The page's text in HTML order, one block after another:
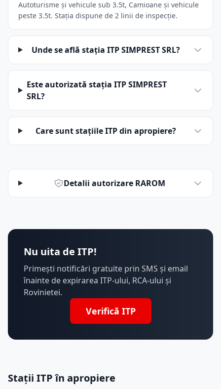
Autoturisme și vehicule sub 3.5t, Camioane și vehicule
peste 3.5t. Stația dispune de 2 linii de inspecție.
Unde se află stația ITP SIMPREST SRL?
Este autorizată stația ITP SIMPREST
SRL?
Care sunt stațiile ITP din apropiere?
Detalii autorizare RAROM
Nu uita de ITP!
Primești notificări gratuite prin SMS și email
înainte de expirarea ITP-ului, RCA-ului și
Rovinietei.
Verifică ITP
Stații ITP în apropiere